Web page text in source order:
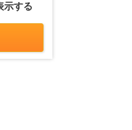
示する